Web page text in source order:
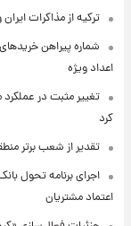
ترکیه از مذاکرات
شماره پیراهن
اعداد ویژه
کرد
تقدیر از شعب برتر
اجرای برنامه تحول
اعتماد مشتریان